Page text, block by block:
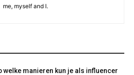
me, myself and I.
welke manieren kun je als influencer